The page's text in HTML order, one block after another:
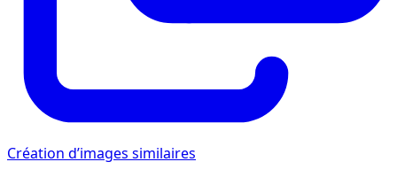
Création d’images similaires